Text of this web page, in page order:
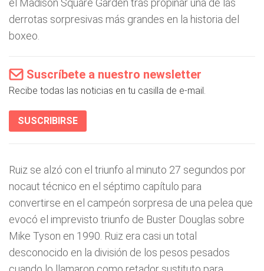
el Madison Square Garden tras propinar una de las
derrotas sorpresivas más grandes en la historia del
boxeo.
Suscríbete a nuestro newsletter
Recibe todas las noticias en tu casilla de e-mail.
SUSCRIBIRSE
Ruiz se alzó con el triunfo al minuto 27 segundos por
nocaut técnico en el séptimo capítulo para
convertirse en el campeón sorpresa de una pelea que
evocó el imprevisto triunfo de Buster Douglas sobre
Mike Tyson en 1990. Ruiz era casi un total
desconocido en la división de los pesos pesados